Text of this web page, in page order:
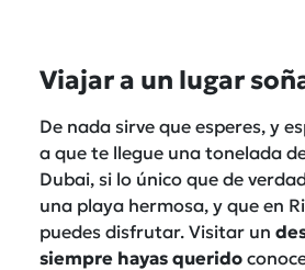
Viajar a un lugar
De nada sirve que esperes, y
a que te llegue una tonelada
Dubai, si lo único que de
una playa hermosa, y que en
puedes disfrutar. Visitar un
siempre hayas querido